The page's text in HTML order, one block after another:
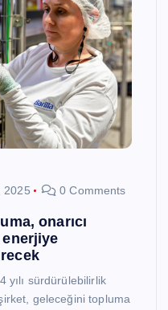
2025 0 Comments
onarıcı
yılı sürdürülebilirlik
geleceğini topluma